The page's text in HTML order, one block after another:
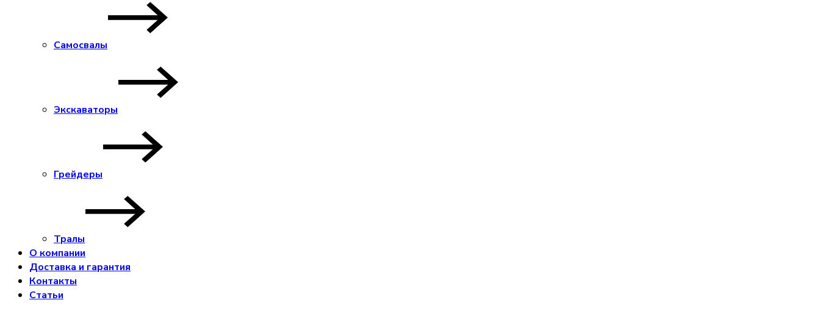
Самосвалы
Экскаваторы
Грейдеры
Тралы
О компании
Доставка и гарантия
Контакты
Статьи